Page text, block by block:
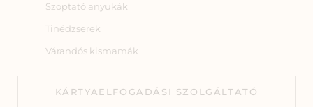
Szoptató anyukák
Tinédzserek
Várandós kismamák
KÁRTYAELFOGADÁSI SZOLGÁLTATÓ